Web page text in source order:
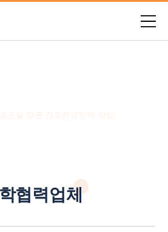
손을 갖춘 간호전문인력 양성
협력업체